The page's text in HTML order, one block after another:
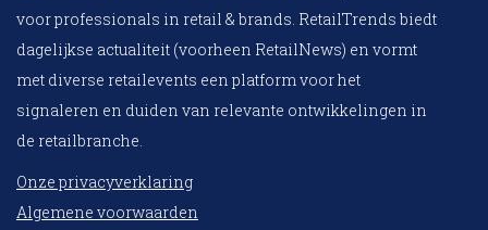
voor professionals in retail & brands. RetailTrends biedt
dagelijkse actualiteit (voorheen RetailNews) en vormt
met diverse retailevents een platform voor het
signaleren en duiden van relevante ontwikkelingen in
de retailbranche.
Onze privacyverklaring
Algemene voorwaarden